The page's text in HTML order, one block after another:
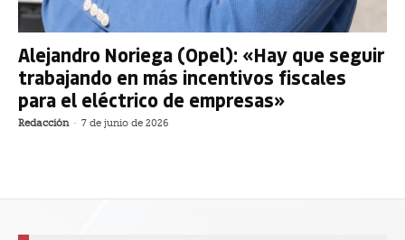
Alejandro Noriega (Opel): «Hay que seguir
trabajando en más incentivos fiscales
para el eléctrico de empresas»
Redacción - 7 de junio de 2026